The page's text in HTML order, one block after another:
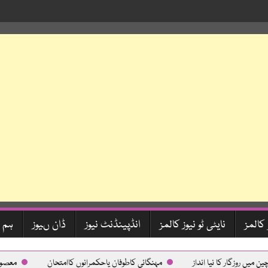
کالمز نایٹی ٹو نیوز کالمز انڈپینڈنٹ نیوز ڈان ںیوز
روزگار کا نیا انداز مہنگائی کاطوفان یاحکمرانوں کاامتحان معصوم